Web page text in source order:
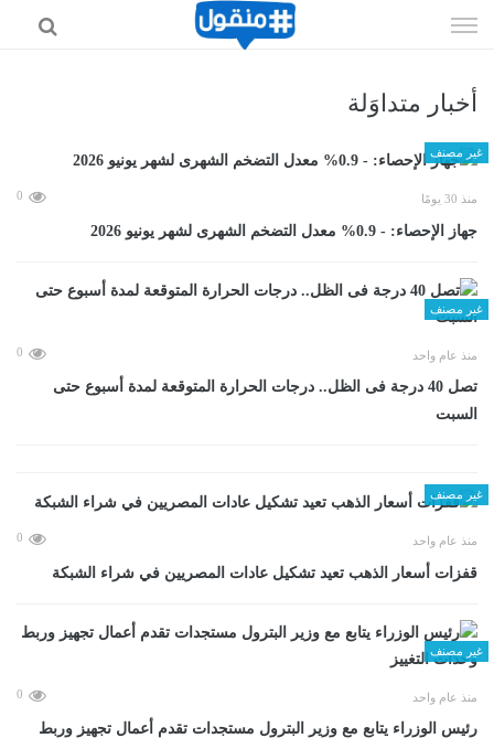
الى
أخبار متداوَلة
غير مصنف
منذ 30 يومًا 0
جهاز الإحصاء: - 0.9% معدل التضخم الشهرى لشهر يونيو 2026
غير مصنف
منذ عام واحد 0
تصل 40 درجة فى الظل.. درجات الحرارة المتوقعة لمدة أسبوع حتى
السبت
غير مصنف
منذ عام واحد 0
قفزات أسعار الذهب تعيد تشكيل عادات المصريين في شراء الشبكة
غير مصنف
منذ عام واحد 0
رئيس الوزراء يتابع مع وزير البترول مستجدات تقدم أعمال تجهيز وربط